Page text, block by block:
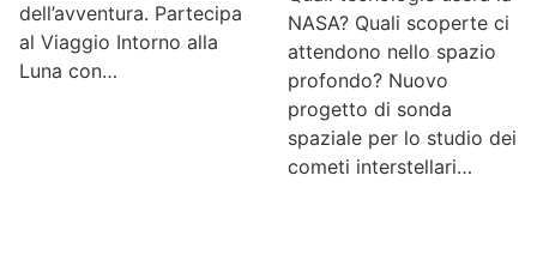
dell’avventura. Partecipa
al Viaggio Intorno alla
Luna con…
NASA? Quali scoperte ci
attendono nello spazio
profondo? Nuovo
progetto di sonda
spaziale per lo studio dei
cometi interstellari…